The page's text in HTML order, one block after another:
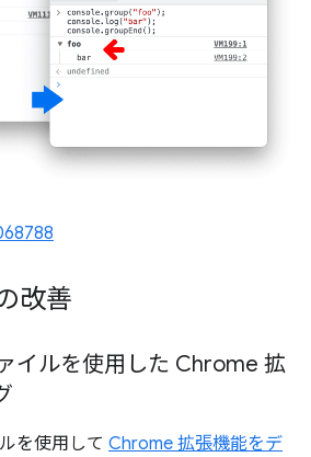
改善
イルを使用した Chrome 拡
を使用して Chrome 拡張機能をデ